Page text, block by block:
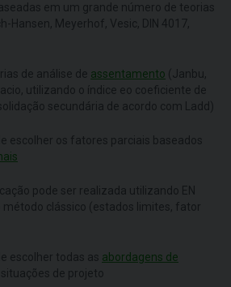
em um grande número de teorias
Hansen, Meyerhof, Vesic, DIN 4017,
de análise de assentamento (Janbu,
utilizando o índice eo coeficiente de
secundária de acordo com Ladd)
escolher os fatores parciais baseados
pode ser realizada utilizando EN
método clássico (estados limites, fator
escolher todas as abordagens de
de projeto